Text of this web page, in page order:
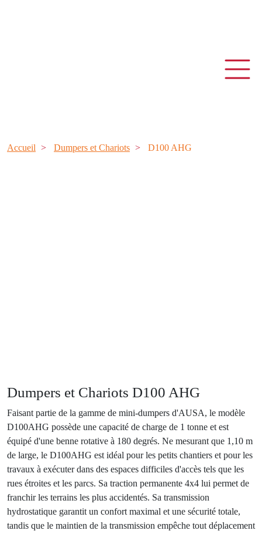
Accueil Dumpers et Chariots D100 AHG
Dumpers et Chariots D100 AHG
Faisant partie de la gamme de mini-dumpers d'AUSA, le modèle
D100AHG possède une capacité de charge de 1 tonne et est
équipé d'une benne rotative à 180 degrés. Ne mesurant que 1,10 m
de large, le D100AHG est idéal pour les petits chantiers et pour les
travaux à exécuter dans des espaces difficiles d'accès tels que les
rues étroites et les parcs. Sa traction permanente 4x4 lui permet de
franchir les terrains les plus accidentés. Sa transmission
hydrostatique garantit un confort maximal et une sécurité totale,
tandis que le maintien de la transmission empêche tout déplacement